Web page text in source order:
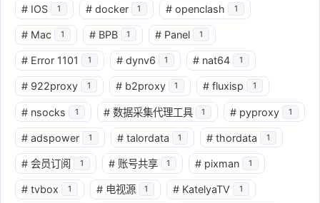
# IOS 1 # docker 1 # openclash 1
# Mac 1 # BPB 1 # Panel 1
# Error 1101 1 # dynv6 1 # nat64 1
# 922proxy 1 # b2proxy 1 # fluxisp 1
# nsocks 1 # 数据采集代理工具 1 # pyproxy 1
# adspower 1 # talordata 1 # thordata 1
# 会员订阅 1 # 账号共享 1 # pixman 1
# tvbox 1 # 电视源 1 # KatelyaTV 1